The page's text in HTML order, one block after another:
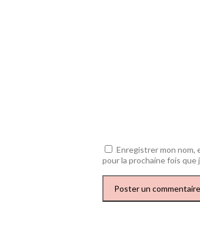
Enregistrer mon nom,
pour la prochaine fois que